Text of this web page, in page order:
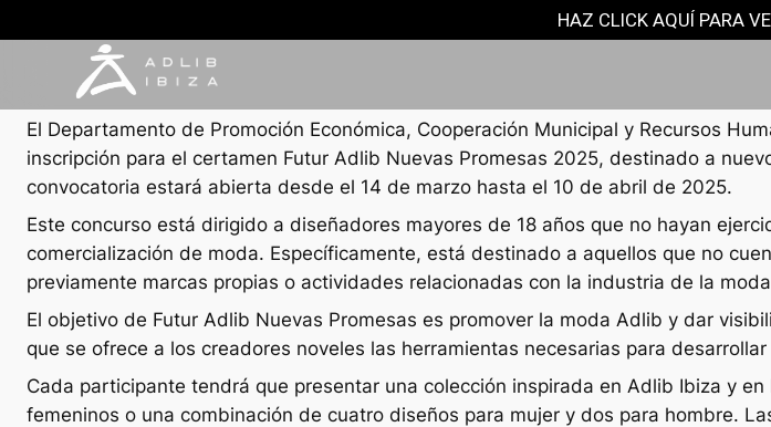
HAZ CLICK AQUÍ PARA
El Departamento de Promoción Económica, Cooperación Municipal y Recursos
inscripción para el certamen Futur Adlib Nuevas Promesas 2025, destinado a
convocatoria estará abierta desde el 14 de marzo hasta el 10 de abril de 2025.
Este concurso está dirigido a diseñadores mayores de 18 años que no hayan
comercialización de moda. Específicamente, está destinado a aquellos que no
previamente marcas propias o actividades relacionadas con la industria de la
El objetivo de Futur Adlib Nuevas Promesas es promover la moda Adlib y dar
que se ofrece a los creadores noveles las herramientas necesarias para
Cada participante tendrá que presentar una colección inspirada en Adlib Ibiza y
femeninos o una combinación de cuatro diseños para mujer y dos para hombre.